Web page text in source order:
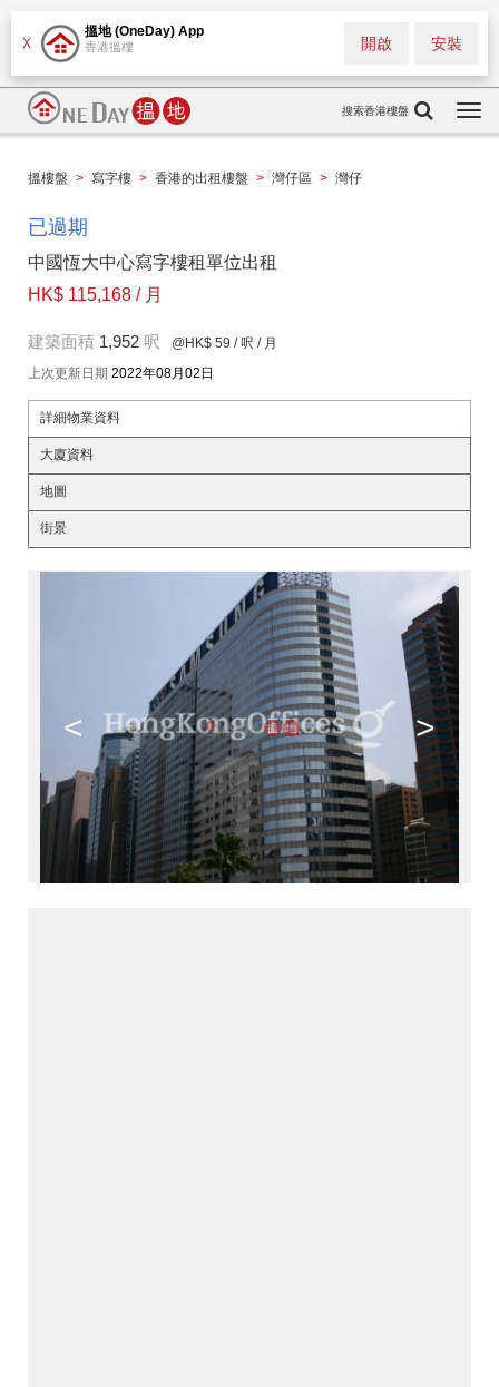
X
搵地 (OneDay) App
香港搵樓 安裝
開啟
搜索香港樓盤
搵樓盤 > 寫字樓 > 香港的出租樓盤 > 灣仔區 > 灣仔
已過期
中國恆大中心寫字樓租單位出租
HK$ 115,168 / 月
建築面積 1,952 呎 @HK$ 59 / 呎 / 月
上次更新日期 2022年08月02日
詳細物業資料
大廈資料
地圖
街景
< >